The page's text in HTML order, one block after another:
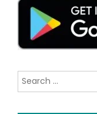
Search
for: